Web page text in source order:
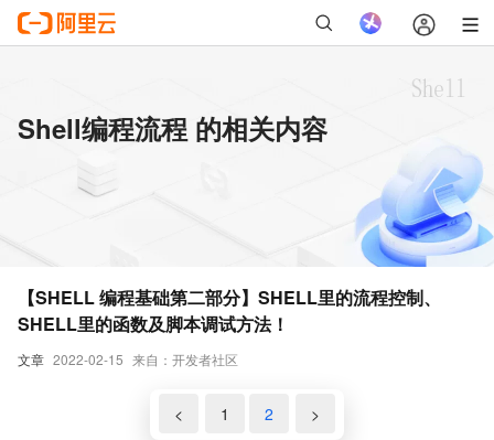
Shell编程流程 的相关内容
文章 2022-02-15 来自：开发者社区
【SHELL 编程基础第二部分】SHELL里的流程控制、
SHELL里的函数及脚本调试方法！
< 1 2 >